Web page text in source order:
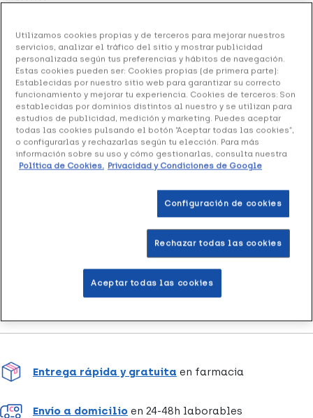
cápsulas
27.25 €
+ 55 puntos Healthies
De Memory Senior Complemento alimenticioes un
producto formulado con DHA que contribuye con el
funcionamiento normal del cerebro, al rendimiento
intelectual y a la función cognitiva, sobre todo, en
situaciones que se requieren de un extra de las
Entrega rápida y gratuita en farmacia
Envío a domicilio en 24-48h laborables
Utilizamos cookies propias y de terceros para mejorar nuestros
servicios, analizar el tráfico del sitio y mostrar publicidad
personalizada según tus preferencias y hábitos de navegación.
Estas cookies pueden ser: Cookies propias (de primera parte):
Establecidas por nuestro sitio web para garantizar su correcto
funcionamiento y mejorar tu experiencia. Cookies de terceros: Son
establecidas por dominios distintos al nuestro y se utilizan para
estudios de publicidad, medición y marketing. Puedes aceptar
todas las cookies pulsando el botón “Aceptar todas las cookies”,
o configurarlas y rechazarlas según tu elección. Para más
información sobre su uso y cómo gestionarlas, consulta nuestra
Política de Cookies. Privacidad y Condiciones de Google
Configuración de cookies
Rechazar todas las cookies
Aceptar todas las cookies